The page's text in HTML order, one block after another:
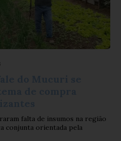
falta de insumos na região
conjunta orientada pela